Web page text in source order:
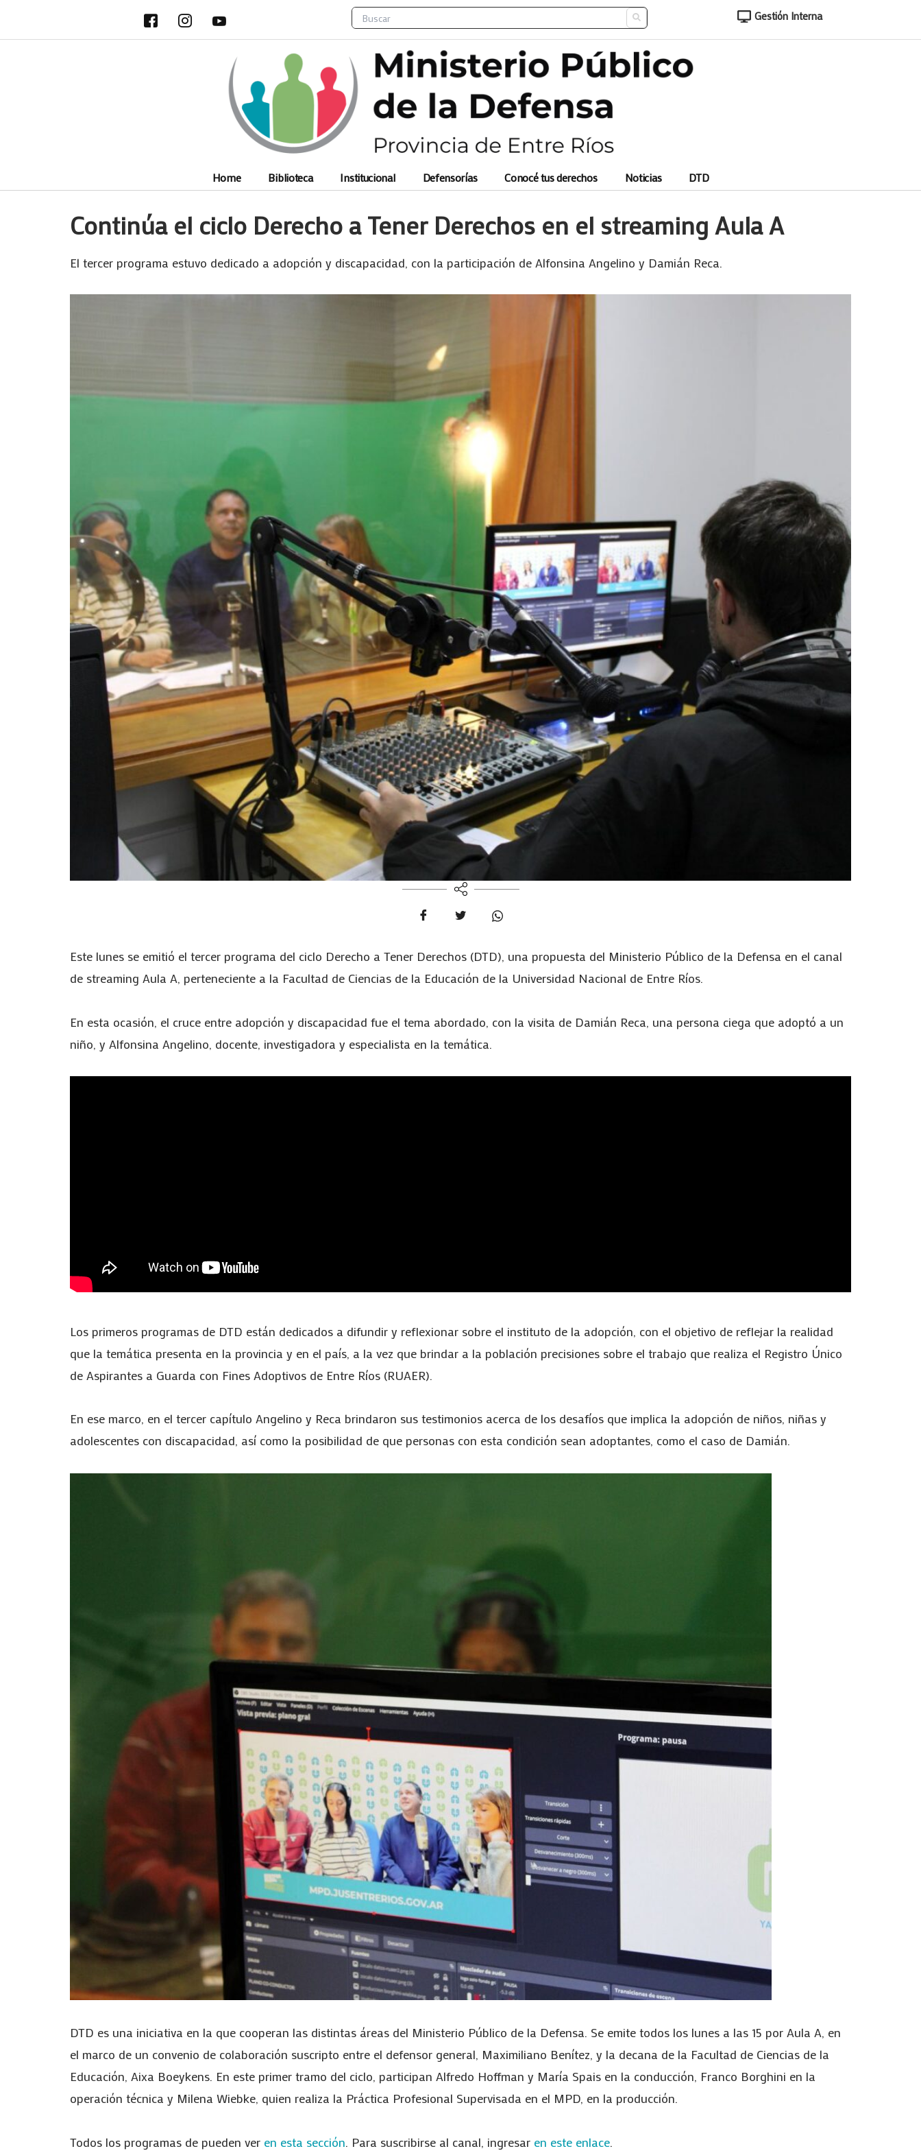
contenido
Search Gestión Interna
Home Biblioteca Institucional Defensorías Conocé tus derechos Noticias DTD
Continúa el ciclo Derecho a Tener Derechos en el streaming Aula A
El tercer programa estuvo dedicado a adopción y discapacidad, con la participación de Alfonsina Angelino y Damián Reca.
Este lunes se emitió el tercer programa del ciclo Derecho a Tener Derechos (DTD), una propuesta del Ministerio Público de la Defensa en el canal
de streaming Aula A, perteneciente a la Facultad de Ciencias de la Educación de la Universidad Nacional de Entre Ríos.
En esta ocasión, el cruce entre adopción y discapacidad fue el tema abordado, con la visita de Damián Reca, una persona ciega que adoptó a un
niño, y Alfonsina Angelino, docente, investigadora y especialista en la temática.
Los primeros programas de DTD están dedicados a difundir y reflexionar sobre el instituto de la adopción, con el objetivo de reflejar la realidad
que la temática presenta en la provincia y en el país, a la vez que brindar a la población precisiones sobre el trabajo que realiza el Registro Único
de Aspirantes a Guarda con Fines Adoptivos de Entre Ríos (RUAER).
En ese marco, en el tercer capítulo Angelino y Reca brindaron sus testimonios acerca de los desafíos que implica la adopción de niños, niñas y
adolescentes con discapacidad, así como la posibilidad de que personas con esta condición sean adoptantes, como el caso de Damián.
DTD es una iniciativa en la que cooperan las distintas áreas del Ministerio Público de la Defensa. Se emite todos los lunes a las 15 por Aula A, en
el marco de un convenio de colaboración suscripto entre el defensor general, Maximiliano Benítez, y la decana de la Facultad de Ciencias de la
Educación, Aixa Boeykens. En este primer tramo del ciclo, participan Alfredo Hoffman y María Spais en la conducción, Franco Borghini en la
operación técnica y Milena Wiebke, quien realiza la Práctica Profesional Supervisada en el MPD, en la producción.
Todos los programas de pueden ver en esta sección. Para suscribirse al canal, ingresar en este enlace.